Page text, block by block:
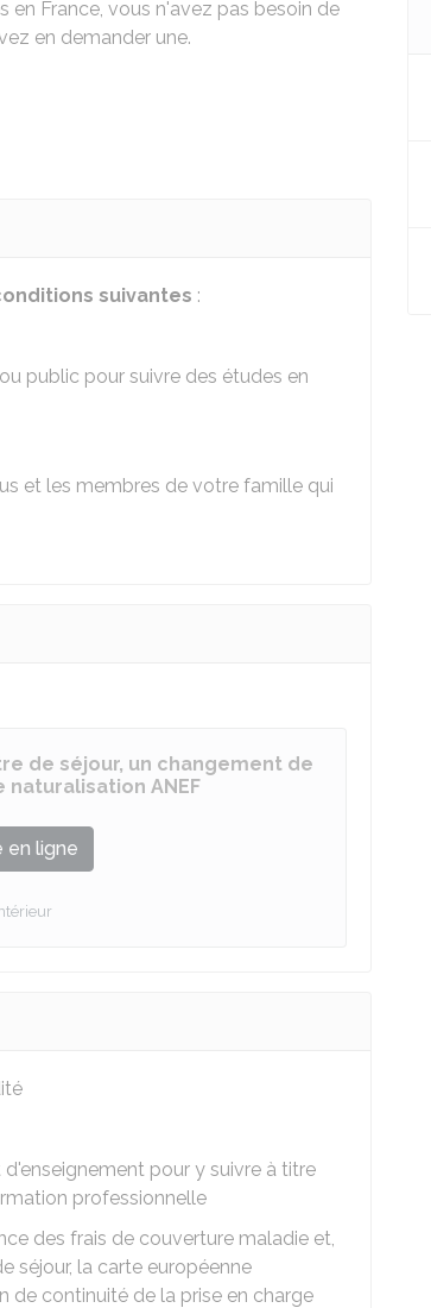
en France, vous n'avez pas besoin de
en demander une.
suivantes :
public pour suivre des études en
et les membres de votre famille qui
de séjour, un changement de
ANEF
en ligne
pour y suivre à titre
professionnelle
des frais de couverture maladie et,
séjour, la carte européenne
de continuité de la prise en charge